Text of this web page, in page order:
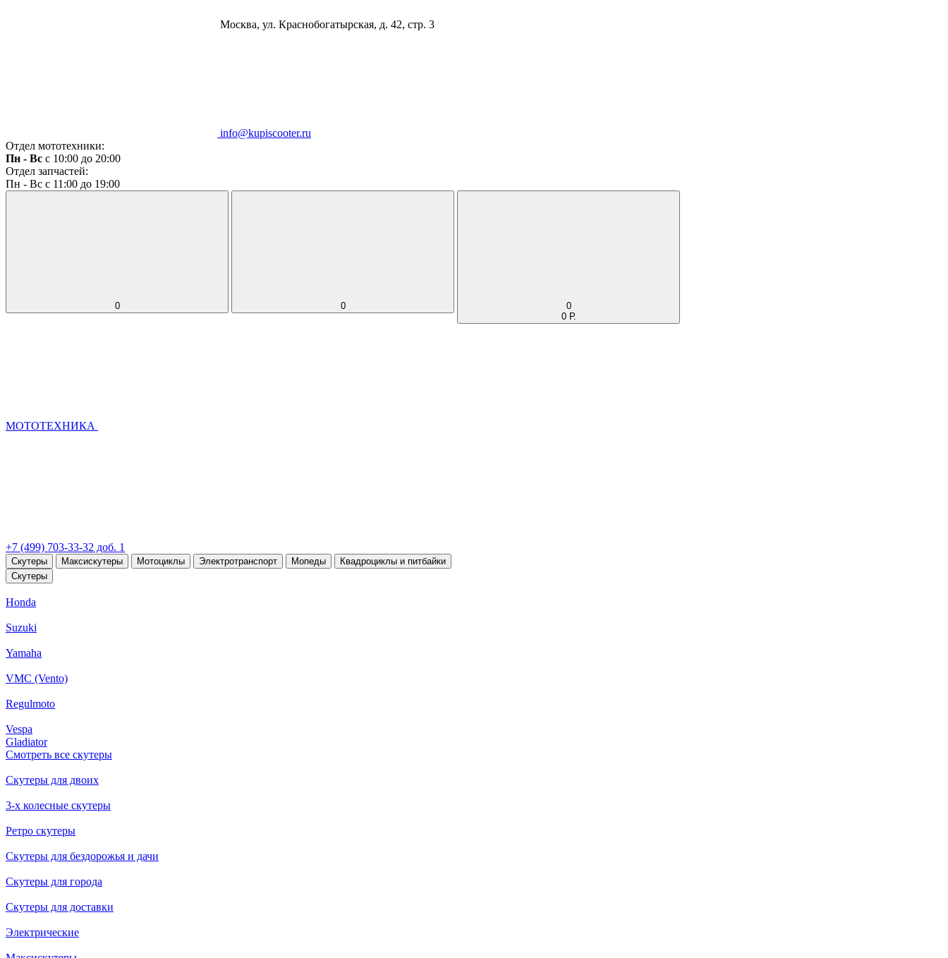
Москва, ул. Краснобогатырская, д. 42, стр. 3
info@kupiscooter.ru
Отдел мототехники:
Пн - Вс с 10:00 до 20:00
Отдел запчастей:
Пн - Вс с 11:00 до 19:00
0 0
0
0 Р.
МОТОТЕХНИКА
+7 (499) 703-33-32 доб. 1
Скутеры Максискутеры Мотоциклы Электротранспорт Мопеды
Квадроциклы и питбайки
Скутеры
Honda
Suzuki
Yamaha
VMC (Vento)
Regulmoto
Vespa
Gladiator
Смотреть все скутеры
Скутеры для двоих
3-х колесные скутеры
Ретро скутеры
Скутеры для бездорожья и дачи
Скутеры для города
Скутеры для доставки
Электрические